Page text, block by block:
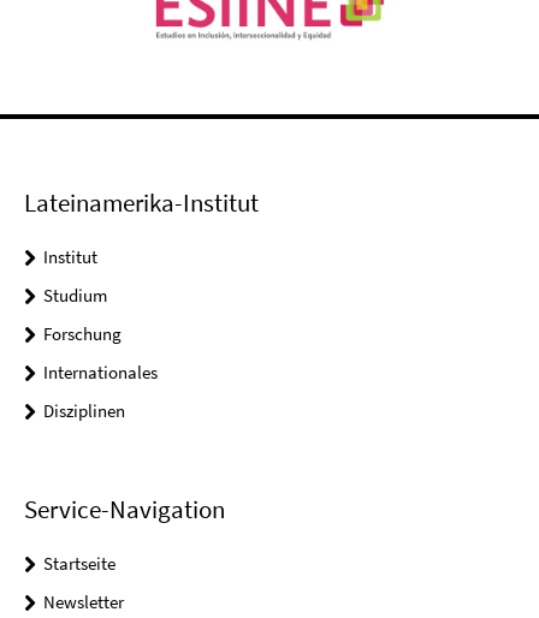
Lateinamerika-Institut
Institut
Studium
Forschung
Internationales
Disziplinen
Service-Navigation
Startseite
Newsletter